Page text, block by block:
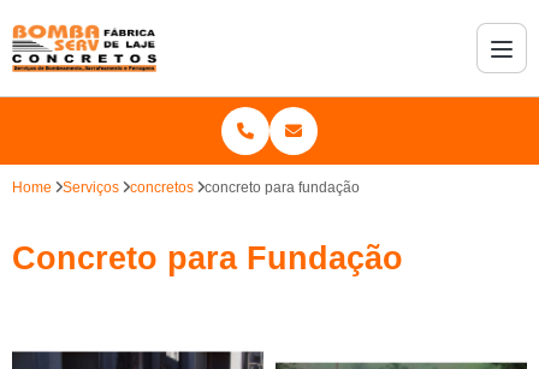
Home Serviços concretos concreto para fundação
Concreto para Fundação